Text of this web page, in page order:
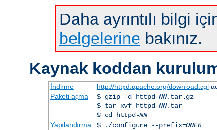
Daha ayrıntılı bilgi
belgelerine bakınız.
Kaynak koddan
İndirme http://httpd.apache.org/download.cgi
Paketi açma
$ gzip -d httpd-NN.tar.gz
$ tar xvf httpd-NN.tar
$ cd httpd-NN
Yapılandırma
$ ./configure --prefix=ÖNEK